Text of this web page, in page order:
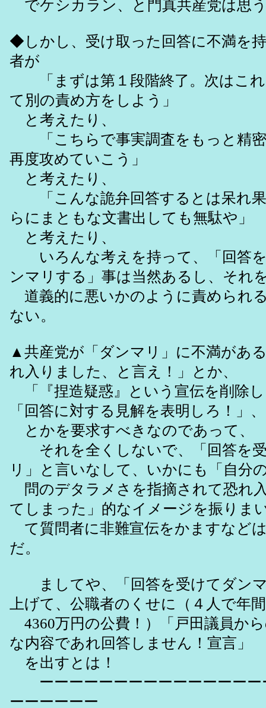
でケシカラン、と門真共産党は思
◆しかし、受け取った回答に不満を
者が
「まずは第１段階終了。次はこれ
て別の責め方をしよう」
と考えたり、
「こちらで事実調査をもっと精
再度攻めていこう」
と考えたり、
「こんな詭弁回答するとは呆れ
らにまともな文書出しても無駄や」
と考えたり、
いろんな考えを持って、「回答を
ンマリする」事は当然あるし、それ
道義的に悪いかのように責められ
ない。
▲共産党が「ダンマリ」に不満があ
れ入りました、と言え！」とか、
「『捏造疑惑』という宣伝を削除
「回答に対する見解を表明しろ！」、
とかを要求すべきなのであって、
それを全くしないで、「回答を
リ」と言いなして、いかにも「自分
問のデタラメさを指摘されて恐れ
てしまった」的なイメージを振りま
て質問者に非難宣伝をかますなど
だ。
ましてや、「回答を受けてダン
上げて、公職者のくせに（４人で年間
4360万円の公費！）「戸田議員か
な内容であれ回答しません！宣言」
を出すとは！
ーーーーーーーーーーーーーーー
ーーーーーー